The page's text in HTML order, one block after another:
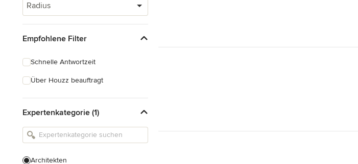
Radius
Empfohlene Filter
Schnelle Antwortzeit
Über Houzz beauftragt
Expertenkategorie (1)
Architekten